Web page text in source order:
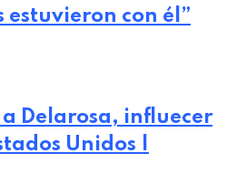
con él”
Delarosa, influecer
Unidos |